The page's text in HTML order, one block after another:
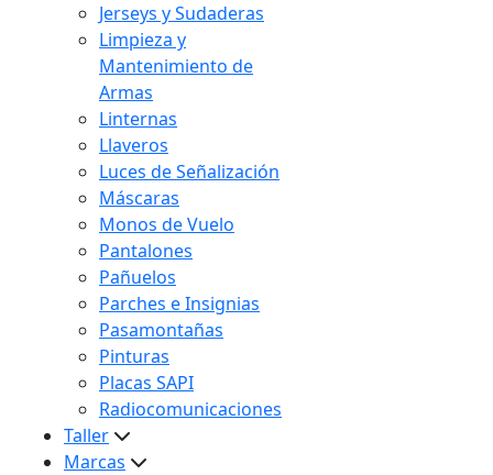
Jerseys y Sudaderas
Limpieza y
Mantenimiento de
Armas
Linternas
Llaveros
Luces de Señalización
Máscaras
Monos de Vuelo
Pantalones
Pañuelos
Parches e Insignias
Pasamontañas
Pinturas
Placas SAPI
Radiocomunicaciones
Taller
Marcas